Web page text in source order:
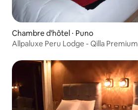
Chambre d'hôtel ⋅ Puno
Allpaluxe Peru Lodge - Qilla Premium